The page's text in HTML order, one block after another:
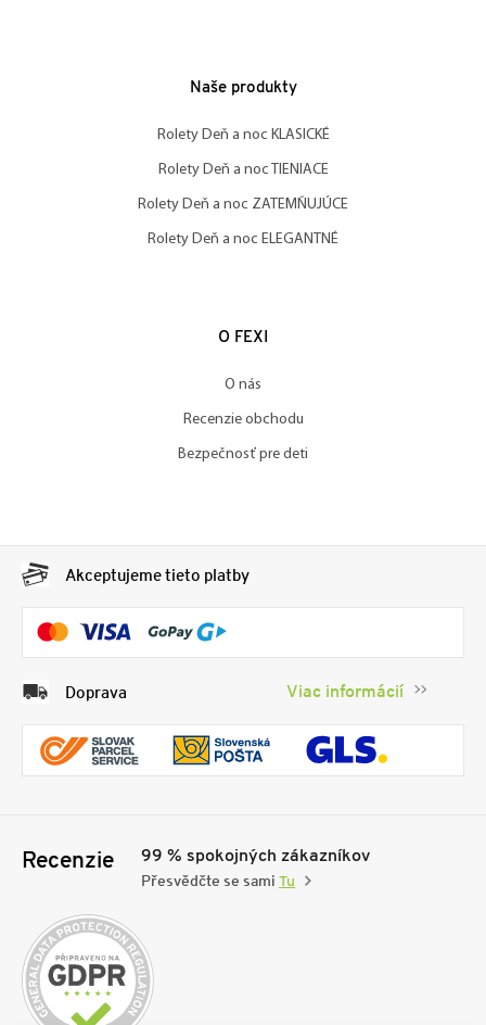
Naše produkty
Rolety Deň a noc KLASICKÉ
Rolety Deň a noc TIENIACE
Rolety Deň a noc ZATEMŇUJÚCE
Rolety Deň a noc ELEGANTNÉ
O FEXI
O nás
Recenzie obchodu
Bezpečnosť pre deti
Akceptujeme tieto platby
Doprava Viac informácií
Recenzie 99 % spokojných zákazníkov
Přesvědčte se sami Tu